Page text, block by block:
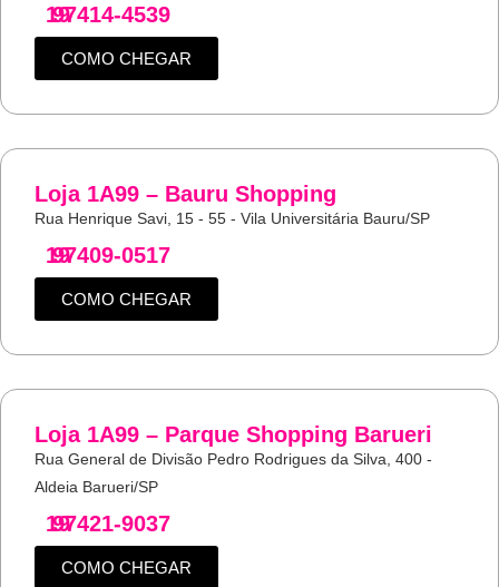
19
97414-4539
COMO CHEGAR
Loja 1A99 – Bauru Shopping
Rua Henrique Savi, 15 - 55 - Vila Universitária Bauru/SP
19
97409-0517
COMO CHEGAR
Loja 1A99 – Parque Shopping Barueri
Rua General de Divisão Pedro Rodrigues da Silva, 400 -
Aldeia Barueri/SP
19
97421-9037
COMO CHEGAR